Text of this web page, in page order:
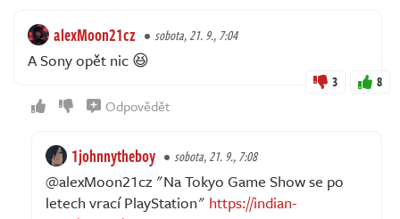
alexMoon21cz sobota, 21. 9., 7:04
A Sony opět nic 😆
3 8
Odpovědět
1johnnytheboy sobota, 21. 9., 7:08
@alexMoon21cz "Na Tokyo Game Show se po
letech vrací PlayStation" https://indian-